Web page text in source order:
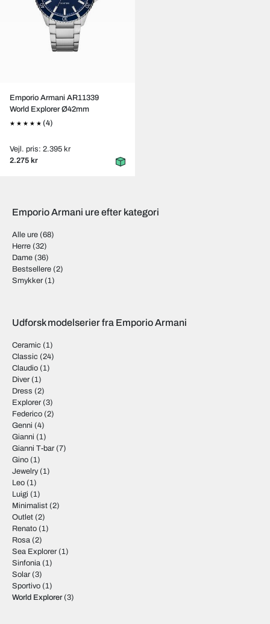
Emporio Armani AR11339
World Explorer Ø42mm
(4)
Vejl. pris: 2.395 kr
2.275 kr
Emporio Armani ure efter kategori
Alle ure (68)
Herre (32)
Dame (36)
Bestsellere (2)
Smykker (1)
Udforsk modelserier fra Emporio Armani
Ceramic (1)
Classic (24)
Claudio (1)
Diver (1)
Dress (2)
Explorer (3)
Federico (2)
Genni (4)
Gianni (1)
Gianni T-bar (7)
Gino (1)
Jewelry(1)
Leo (1)
Luigi (1)
Minimalist (2)
Outlet (2)
Renato (1)
Rosa (2)
Sea Explorer (1)
Sinfonia (1)
Solar (3)
Sportivo (1)
World Explorer(3)